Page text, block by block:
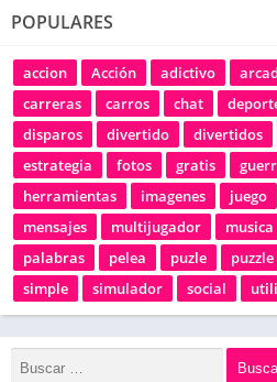
POPULARES
accion Acción adictivo
carreras
carros chat
disparos
divertido divertidos
estrategia
fotos gratis
herramientas
imagenes juego
mensajes
multijugador musica
palabras
pelea puzle puzzle
simple
simulador social